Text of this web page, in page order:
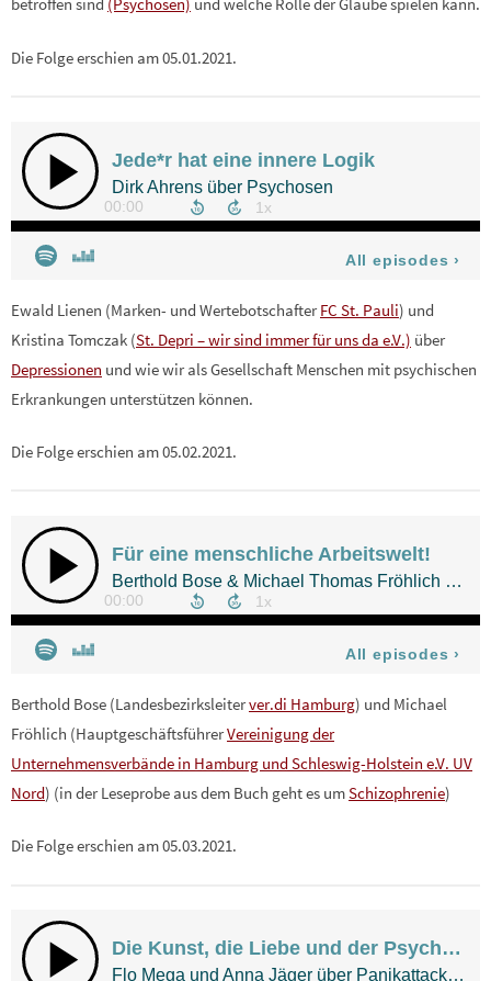
betroffen sind (Psychosen) und welche Rolle der Glaube spielen kann.
Die Folge erschien am 05.01.2021.
Ewald Lienen (Marken- und WertebotschafterFC St. Pauli) und
Kristina Tomczak (St. Depri – wir sind immer für uns da e.V.) über
Depressionen und wie wir als Gesellschaft Menschen mit psychischen
Erkrankungen unterstützen können.
Die Folge erschien am 05.02.2021.
Berthold Bose (Landesbezirksleiterver.di Hamburg) und Michael
Fröhlich (HauptgeschäftsführerVereinigung der
Unternehmensverbände in Hamburg und Schleswig-Holstein e.V. UV
Nord) (in der Leseprobe aus dem Buch geht es umSchizophrenie)
Die Folge erschien am 05.03.2021.